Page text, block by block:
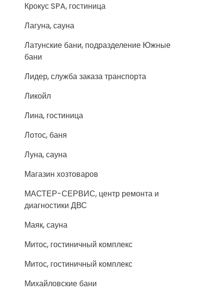
Крокус SPA, гостиница
Лагуна, сауна
Латунские бани, подразделение Южные
бани
Лидер, служба заказа транспорта
Ликойл
Лина, гостиница
Лотос, баня
Луна, сауна
Магазин хозтоваров
МАСТЕР-СЕРВИС, центр ремонта и
диагностики ДВС
Маяк, сауна
Митос, гостиничный комплекс
Митос, гостиничный комплекс
Михайловские бани